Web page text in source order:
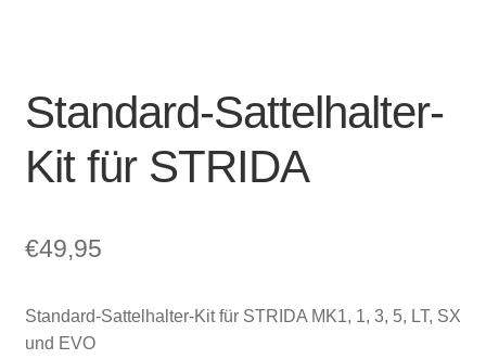
Standard-Sattelhalter-
Kit für STRIDA
€49,95
Standard-Sattelhalter-Kit für STRIDA MK1, 1, 3, 5, LT, SX
und EVO